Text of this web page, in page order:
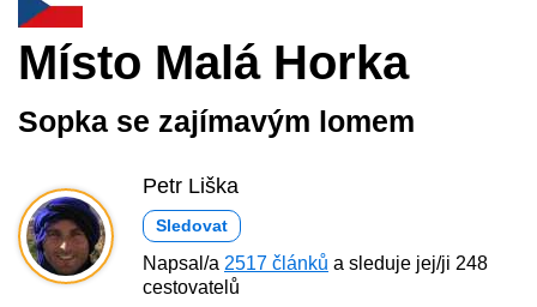
Místo Malá Horka
Sopka se zajímavým lomem
Petr Liška
Sledovat
Napsal/a 2517 článků a sleduje jej/ji 248
cestovatelů